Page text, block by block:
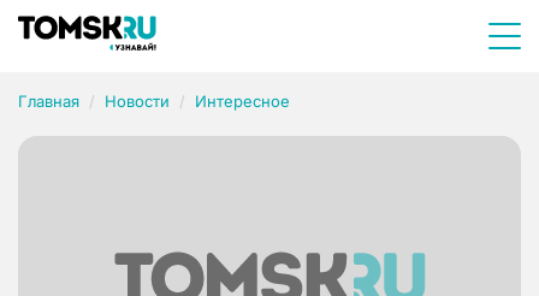
Главная Новости Интересное